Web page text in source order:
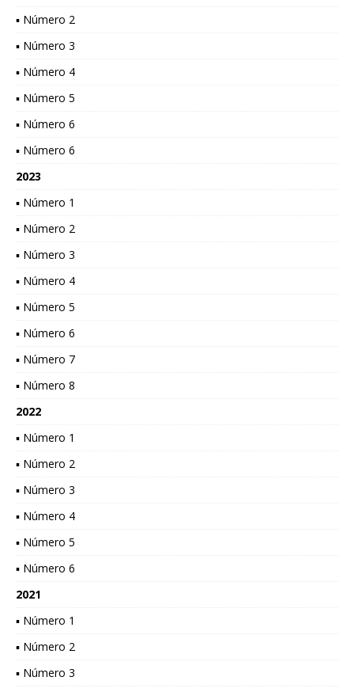
▪ Número 2
▪ Número 3
▪ Número 4
▪ Número 5
▪ Número 6
▪ Número 6
2023
▪ Número 1
▪ Número 2
▪ Número 3
▪ Número 4
▪ Número 5
▪ Número 6
▪ Número 7
▪ Número 8
2022
▪ Número 1
▪ Número 2
▪ Número 3
▪ Número 4
▪ Número 5
▪ Número 6
2021
▪ Número 1
▪ Número 2
▪ Número 3